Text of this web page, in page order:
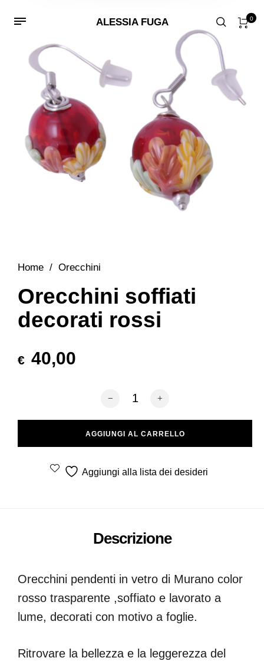
ALESSIA FUGA 0
Home / Orecchini
Orecchini soffiati
decorati rossi
€ 40,00
Orecchini soffiati decorati rossi quantità
AGGIUNGI AL CARRELLO
Aggiungi alla lista dei desideri
Descrizione
Orecchini pendenti in vetro di Murano color
rosso trasparente ,soffiato e lavorato a
lume, decorati con motivo a foglie.
Ritrovare la bellezza e la leggerezza del